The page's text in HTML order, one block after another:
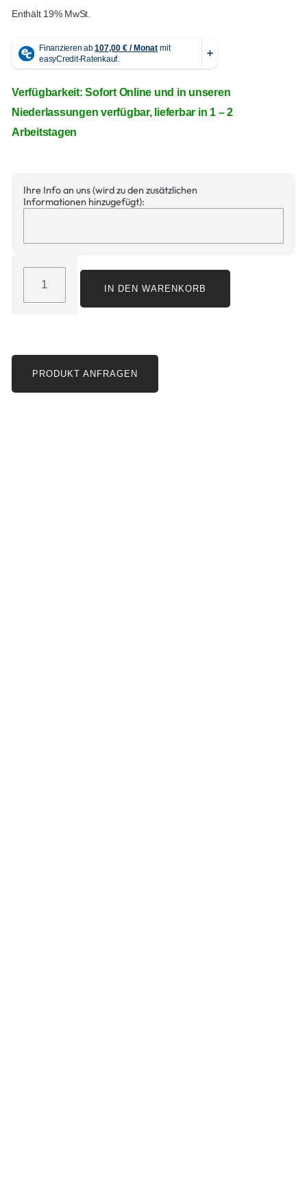
Enthält 19% MwSt.
Verfügbarkeit: Sofort Online und in unseren
Niederlassungen verfügbar, lieferbar in 1 – 2
Arbeitstagen
Ihre Info an uns (wird zu den zusätzlichen
Informationen hinzugefügt):
IN DEN WARENKORB
PRODUKT ANFRAGEN